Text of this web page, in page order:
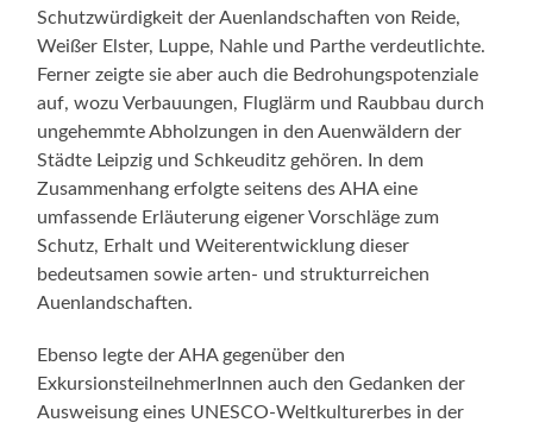
Schutzwürdigkeit der Auenlandschaften von Reide,
Weißer Elster, Luppe, Nahle und Parthe verdeutlichte.
Ferner zeigte sie aber auch die Bedrohungspotenziale
auf, wozu Verbauungen, Fluglärm und Raubbau durch
ungehemmte Abholzungen in den Auenwäldern der
Städte Leipzig und Schkeuditz gehören. In dem
Zusammenhang erfolgte seitens des AHA eine
umfassende Erläuterung eigener Vorschläge zum
Schutz, Erhalt und Weiterentwicklung dieser
bedeutsamen sowie arten- und strukturreichen
Auenlandschaften.
Ebenso legte der AHA gegenüber den
ExkursionsteilnehmerInnen auch den Gedanken der
Ausweisung eines UNESCO-Weltkulturerbes in der